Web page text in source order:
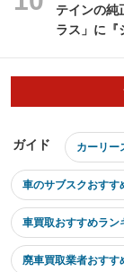
テインの純
ラス」に『
ガイド カーリー
車のサブスクおすす
車買取おすすめラン
廃車買取業者おすす